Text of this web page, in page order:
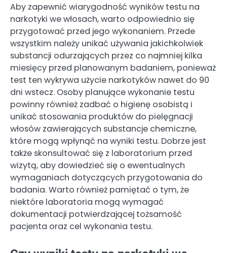
Aby zapewnić wiarygodność wyników testu na
narkotyki we włosach, warto odpowiednio się
przygotować przed jego wykonaniem. Przede
wszystkim należy unikać używania jakichkolwiek
substancji odurzających przez co najmniej kilka
miesięcy przed planowanym badaniem, ponieważ
test ten wykrywa użycie narkotyków nawet do 90
dni wstecz. Osoby planujące wykonanie testu
powinny również zadbać o higienę osobistą i
unikać stosowania produktów do pielęgnacji
włosów zawierających substancje chemiczne,
które mogą wpłynąć na wyniki testu. Dobrze jest
także skonsultować się z laboratorium przed
wizytą, aby dowiedzieć się o ewentualnych
wymaganiach dotyczących przygotowania do
badania. Warto również pamiętać o tym, że
niektóre laboratoria mogą wymagać
dokumentacji potwierdzającej tożsamość
pacjenta oraz cel wykonania testu.